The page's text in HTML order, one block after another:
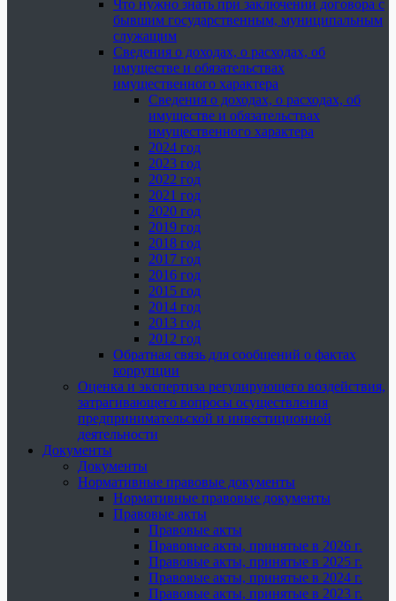
Что нужно знать при заключении договора с
бывшим государственным, муниципальным
служащим
Сведения о доходах, о расходах, об
имуществе и обязательствах
имущественного характера
Сведения о доходах, о расходах, об
имуществе и обязательствах
имущественного характера
2024 год
2023 год
2022 год
2021 год
2020 год
2019 год
2018 год
2017 год
2016 год
2015 год
2014 год
2013 год
2012 год
Обратная связь для сообщений о фактах
коррупции
Оценка и экспертиза регулирующего воздействия,
затрагивающего вопросы осуществления
предпринимательской и инвестиционной
деятельности
Документы
Документы
Нормативные правовые документы
Нормативные правовые документы
Правовые акты
Правовые акты
Правовые акты, принятые в 2026 г.
Правовые акты, принятые в 2025 г.
Правовые акты, принятые в 2024 г.
Правовые акты, принятые в 2023 г.